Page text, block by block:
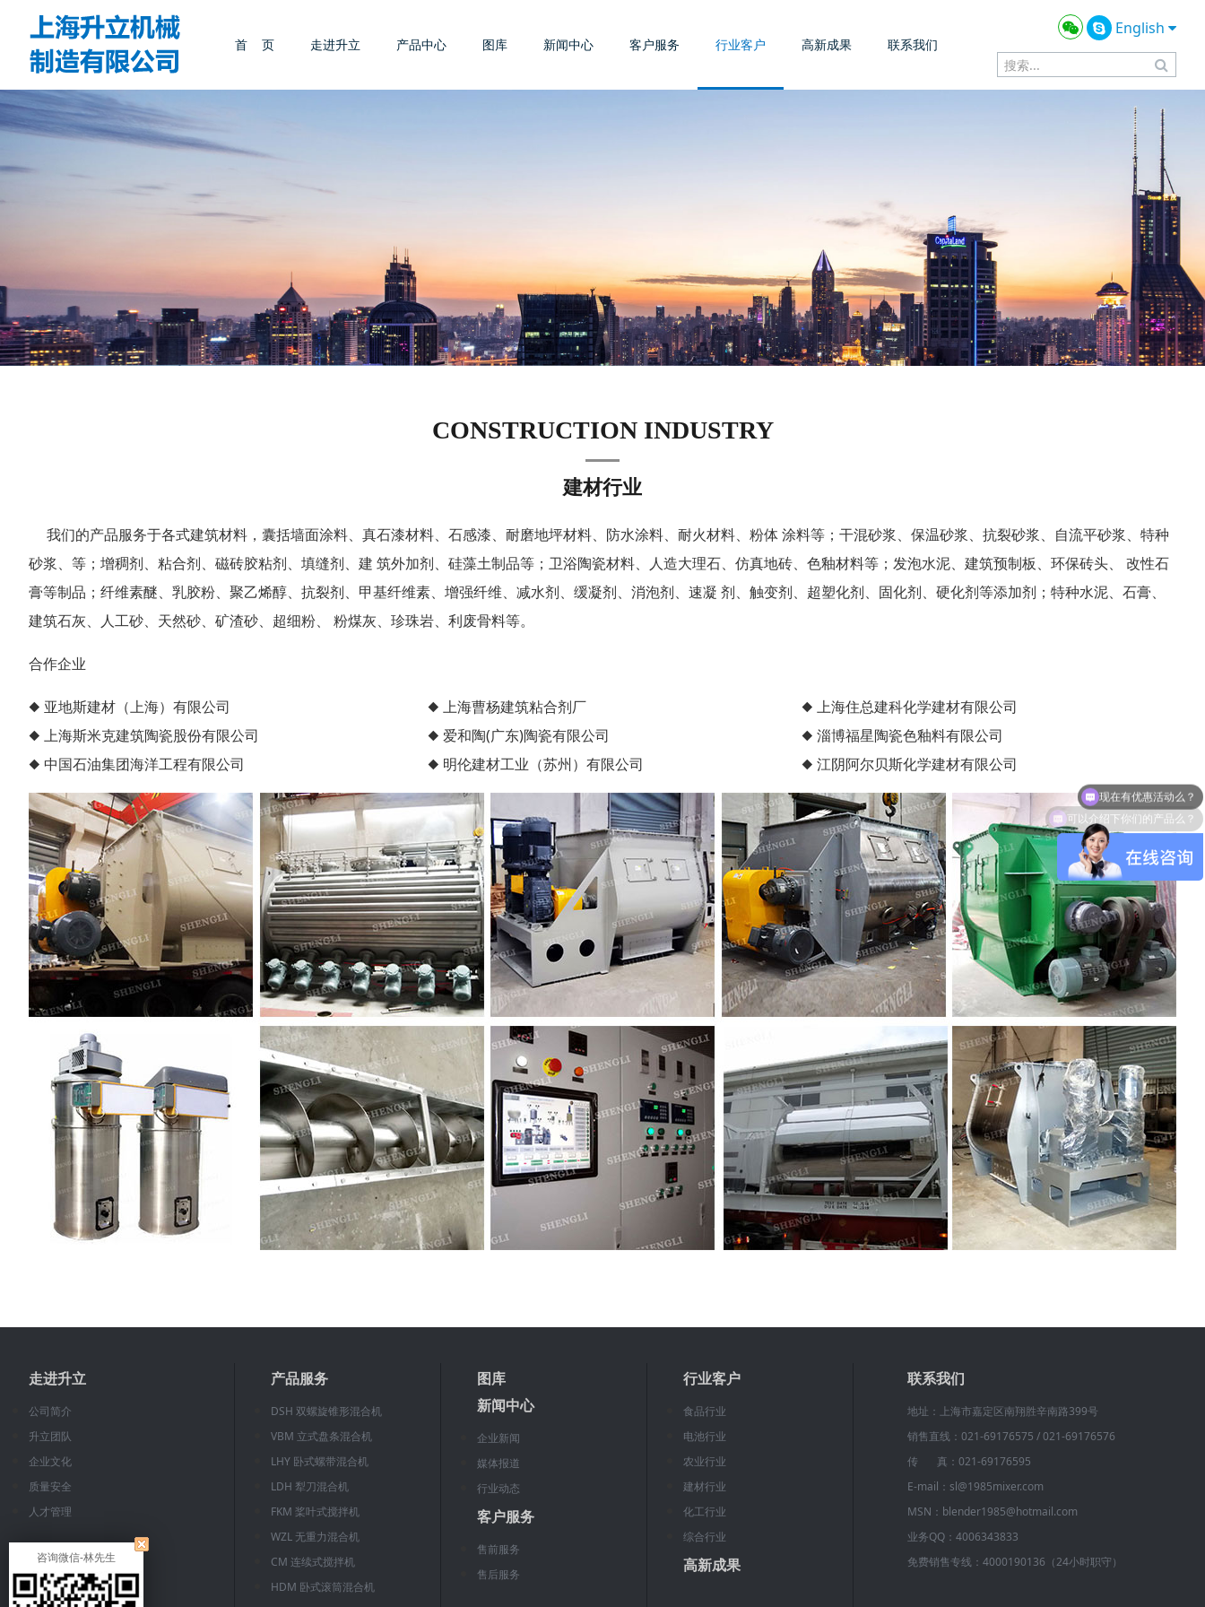
English
首 页 走进升立 产品中心 图库 新闻中心 客户服务 行业客户 高新成果 联系我们
CONSTRUCTION INDUSTRY
建材行业
我们的产品服务于各式建筑材料，囊括墙面涂料、真石漆材料、石感漆、耐磨地坪材料、防水涂料、耐火材料、粉体 涂料等；干混砂浆、保温砂浆、抗裂砂浆、自流平砂浆、特种
砂浆、等；增稠剂、粘合剂、磁砖胶粘剂、填缝剂、建 筑外加剂、硅藻土制品等；卫浴陶瓷材料、人造大理石、仿真地砖、色釉材料等；发泡水泥、建筑预制板、环保砖头、 改性石
膏等制品；纤维素醚、乳胶粉、聚乙烯醇、抗裂剂、甲基纤维素、增强纤维、减水剂、缓凝剂、消泡剂、速凝 剂、触变剂、超塑化剂、固化剂、硬化剂等添加剂；特种水泥、石膏、
建筑石灰、人工砂、天然砂、矿渣砂、超细粉、 粉煤灰、珍珠岩、利废骨料等。
合作企业
◆ 亚地斯建材（上海）有限公司 ◆ 上海曹杨建筑粘合剂厂
◆ 上海住总建科化学建材有限公司
◆ 上海斯米克建筑陶瓷股份有限公司
◆ 爱和陶(广东)陶瓷有限公司
◆ 淄博福星陶瓷色釉料有限公司
◆ 中国石油集团海洋工程有限公司
◆ 明伦建材工业（苏州）有限公司 ◆ 江阴阿尔贝斯化学建材有限公司
走进升立
公司简介
升立团队
企业文化
质量安全
人才管理
产品服务
DSH 双螺旋锥形混合机
VBM 立式盘条混合机
LHY 卧式螺带混合机
LDH 犁刀混合机
FKM 桨叶式搅拌机
WZL 无重力混合机
CM 连续式搅拌机
HDM 卧式滚筒混合机
图库
新闻中心
企业新闻
媒体报道
行业动态
客户服务
售前服务
售后服务
行业客户
食品行业
电池行业
农业行业
建材行业
化工行业
综合行业
高新成果
联系我们
地址：上海市嘉定区南翔胜辛南路399号
销售直线：021-69176575 / 021-69176576
传 真：021-69176595
E-mail：sl@1985mixer.com
MSN：blender1985@hotmail.com
业务QQ：4006343833
免费销售专线：4000190136（24小时职守）
咨询微信-林先生
可以介绍下你们的产品么？